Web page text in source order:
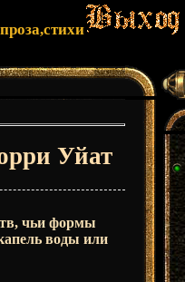
Уйат
чьи формы
воды или